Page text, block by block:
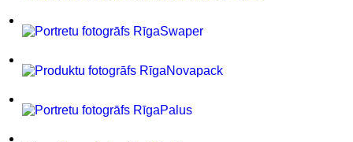
Swaper
Novapack
Palus